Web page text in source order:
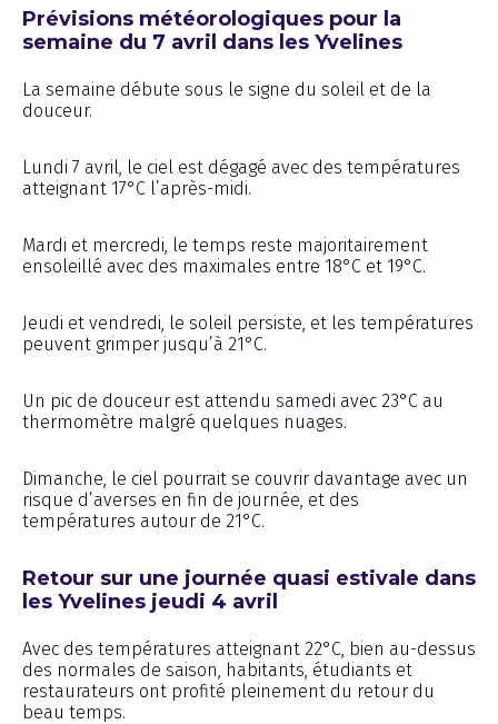
Prévisions météorologiques pour la
semaine du 7 avril dans les Yvelines
La semaine débute sous le signe du soleil et de la
douceur.
Lundi 7 avril, le ciel est dégagé avec des températures
atteignant 17°C l’après-midi.
Mardi et mercredi, le temps reste majoritairement
ensoleillé avec des maximales entre 18°C et 19°C.
Jeudi et vendredi, le soleil persiste, et les températures
peuvent grimper jusqu’à 21°C.
Un pic de douceur est attendu samedi avec 23°C au
thermomètre malgré quelques nuages.
Dimanche, le ciel pourrait se couvrir davantage avec un
risque d’averses en fin de journée, et des
températures autour de 21°C.
Retour sur une journée quasi estivale dans
les Yvelines jeudi 4 avril
Avec des températures atteignant 22°C, bien au-dessus
des normales de saison, habitants, étudiants et
restaurateurs ont profité pleinement du retour du
beau temps.